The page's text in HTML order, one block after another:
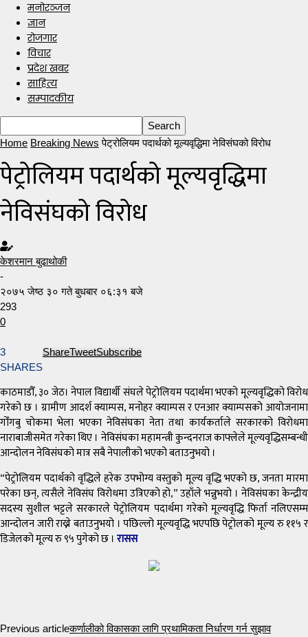
मनोरञ्जन
ज्ञान
रोजगार
विचार
प्रदेश खबर
साहित्य
सम्पादकीय
Home Breaking News पेट्रोलियम पदार्थको मूल्यवृद्धिमा नेविसंघको विरोध
पेट्रोलियम पदार्थको मूल्यवृद्धिमा
नेविसंघको विरोध
केशरमान बुढाथोकी
-
२०७५ जेष्ठ ३० गते बुधबार ०६:३१ बजे
293
0
3
SHARES
ShareTweetSubscribe
काठमाडौँ, ३० जेठ। नेपाल विद्यार्थी संघले पेट्रोलियम पदार्थमा भएको मूल्यवृद्धिको विरोध
गरेको छ । ग्रामीण आदर्श क्याम्पस, मनोहर क्याम्पस र एनआर क्याम्पसको आयोजनामा
गोँगबु चोकमा भेला भएका नेविसंघका नेता तथा कार्यकर्ताले सरकारको विरोधमा
नाराबाजीसमेत गरेका थिए । नेविसंघका महामन्त्री कुन्दनराज काफ्लेले मूल्यवृद्धिसम्बन्धी
आन्दोलन नेविसंघको मात्र सबै नेपालीको भएको बताउनुभयो ।
“पेट्रोलियम पदार्थको वृद्धिले हरेक उपभोग्य वस्तुको मूल्य वृद्धि भएको छ, जनता मारमा
परेका छन्, त्यसैले नेविसंघ विरोधमा उत्रिएको हो,” उहाँले भन्नुभयो । नेविसंघका केन्द्रीय
सदस्य सुशील भट्टले सरकारले पेट्रोलियम पदार्थमा गरेको मूल्यवृद्धि फिर्ता नलिएसम्म
आन्दोलन जारी राख्ने बताउनुभयो । पछिल्लो मूल्यवृद्धि भएपछि पेट्रोलको मूल्य रु ११५ र
डिजेलको मूल्य रु ९५ पुगेको छ । रासस
Previous articleकर्णालीको विकासका लागि प्रथामिकता निर्धारण गर्न सुझाव